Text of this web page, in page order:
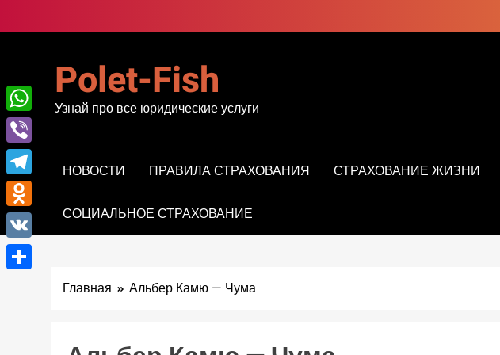
к
Polet-Fish
Узнай про все юридические услуги
НОВОСТИ ПРАВИЛА СТРАХОВАНИЯ СТРАХОВАНИЕ ЖИЗНИ
СОЦИАЛЬНОЕ СТРАХОВАНИЕ
Главная Альбер Камю — Чума
WhatsApp
Viber
Telegram
Odnoklassniki
VK
Отправить